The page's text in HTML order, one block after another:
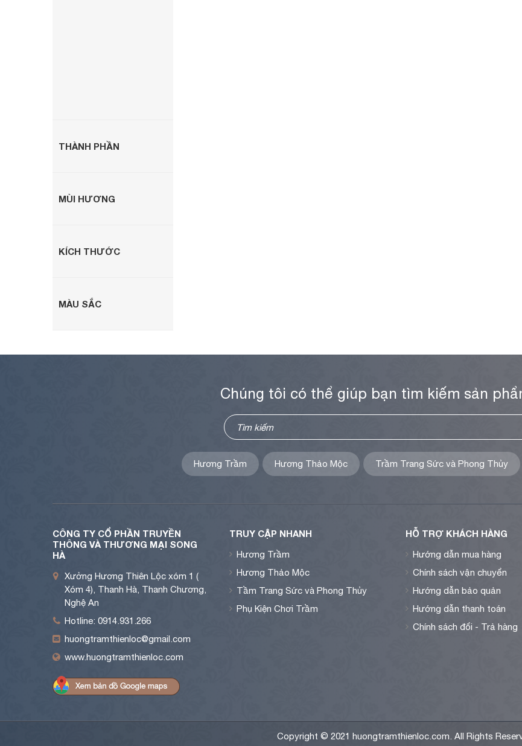
THÀNH PHẦN
MÙI HƯƠNG
KÍCH THƯỚC
MÀU SẮC
Chúng tôi có thể giúp bạn tìm kiếm sản
Hương Trầm Hương Thảo Mộc Trầm Trang Sức và Phong Thủy
CÔNG TY CỔ PHẦN TRUYỀN
THÔNG VÀ THƯƠNG MẠI SONG
HÀ
Xưởng Hương Thiên Lộc xóm 1 (
Xóm 4), Thanh Hà, Thanh Chương,
Nghệ An
Hotline: 0914.931.266
huongtramthienloc@gmail.com
www.huongtramthienloc.com
TRUY CẬP NHANH
Hương Trầm
Hương Thảo Mộc
Tầm Trang Sức và Phong Thủy
Phụ Kiện Chơi Trầm
HỖ TRỢ KHÁCH HÀNG
Hướng dẫn mua hàng
Chính sách vận chuyển
Hướng dẫn bảo quản
Hướng dẫn thanh toán
Chính sách đổi - Trả hàng
Copyright © 2021 huongtramthienloc.com. All Rights